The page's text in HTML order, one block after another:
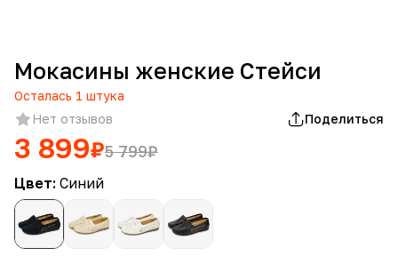
Мокасины женские Стейси
Осталась 1 штука
Нет отзывов
Поделиться
3 899₽5 799₽
Цвет: Синий